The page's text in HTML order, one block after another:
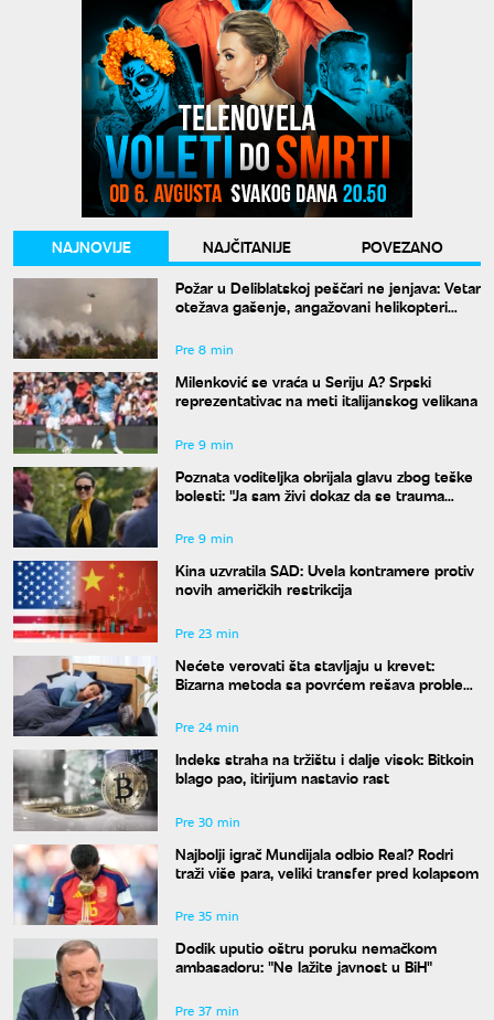
NAJNOVIJE NAJČITANIJE
POVEZANO
Požar u Deliblatskoj peščari ne jenjava: Vetar
otežava gašenje, angažovani helikopteri
Pre 8 min
Milenković se vraća u Seriju A? Srpski
reprezentativac na meti italijanskog velikana
Pre 9 min
Poznata voditeljka obrijala glavu zbog teške
bolesti: "Ja sam živi dokaz da se trauma
Pre 9 min
Kina uzvratila SAD: Uvela kontramere protiv
novih američkih restrikcija
Pre 23 min
Nećete verovati šta stavljaju u krevet:
Bizarna metoda sa povrćem rešava problem
Pre 24 min
Indeks straha na tržištu i dalje visok: Bitkoin
blago pao, itirijum nastavio rast
Pre 30 min
Najbolji igrač Mundijala odbio Real? Rodri
traži više para, veliki transfer pred kolapsom
Pre 35 min
Dodik uputio oštru poruku nemačkom
ambasadoru: "Ne lažite javnost u BiH"
Pre 37 min